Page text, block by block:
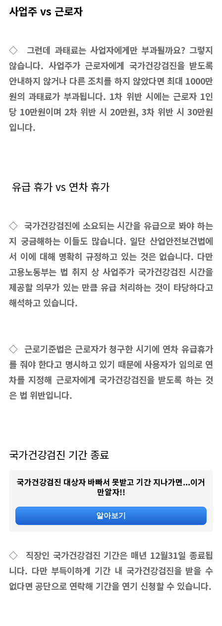
사업주 vs 근로자
◇ 그런데 과태료는 사업자에게만 부과될까요? 그렇지
않습니다. 사업주가 근로자에게 국가건강검진을 받도록
안내하지 않거나 다른 조치를 하지 않았다면 최대 1000만
원의 과태료가 부과됩니다. 1차 위반 시에는 근로자 1인
당 10만원이며 2차 위반 시 20만원, 3차 위반 시 30만원
입니다.
유급 휴가 vs 연차 휴가
◇ 국가건강검진에 소요되는 시간을 유급으로 봐야 하는
지 궁금해하는 이들도 많습니다. 일단 산업안전보건법에
서 이에 대해 명확히 규정하고 있는 것은 없습니다. 다만
고용노동부는 법 취지 상 사업주가 국가건강검진 시간을
제공할 의무가 있는 만큼 유급 처리하는 것이 타당하다고
해석하고 있습니다.
◇ 근로기준법은 근로자가 청구한 시기에 연차 유급휴가
를 줘야 한다고 명시하고 있기 때문에 사용자가 임의로 연
차를 지정해 근로자에게 국가건강검진을 받도록 하는 것
은 법 위반입니다.
국가건강검진 기간 종료
국가건강검진 대상자 바빠서 못받고 기간 지나가면...이거
만알자!!
알아보기
◇ 직장인 국가건강검진 기간은 매년 12월31일 종료됩
니다. 다만 부득이하게 기간 내 국가건강검진을 받을 수
없다면 공단으로 연락해 기간을 연기 신청할 수 있습니다.